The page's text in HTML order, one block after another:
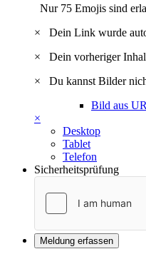
Nur 75 Emojis sind
×
Dein Link wurde
×
Dein vorheriger
×
Du kannst Bilder
Bild aus
×
Desktop
Tablet
Telefon
Sicherheitsprüfung
Meldung erfassen